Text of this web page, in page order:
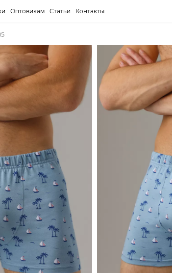
Оптовикам Статьи Контакты